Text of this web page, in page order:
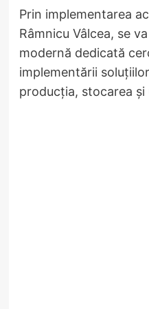
Prin implementarea
Râmnicu Vâlcea, se
modernă dedicată
implementării
producția, stocarea